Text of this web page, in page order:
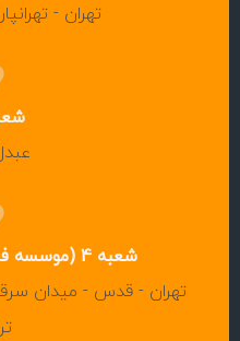
تهران -
شعبه 4 (موسسه فنی حرفه ای خالقی )
تهران - قدس - میدان